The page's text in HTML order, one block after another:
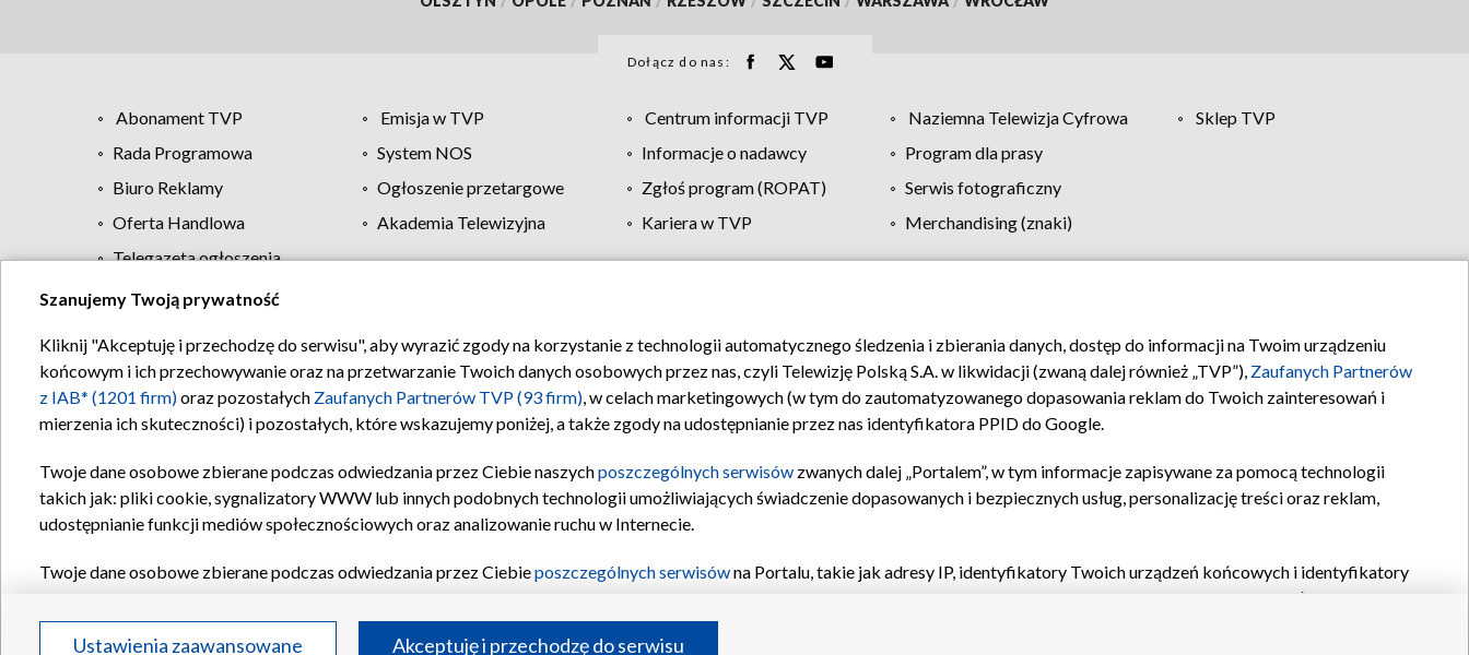
Dołącz do nas:
Abonament TVP Emisja w TVP Centrum informacji TVP Naziemna Telewizja Cyfrowa
Sklep TVP
Rada Programowa
System NOS Informacje o nadawcy
Program dla prasy
Biuro Reklamy
Ogłoszenie przetargowe Zgłoś program (ROPAT)
Serwis fotograficzny
Oferta Handlowa
Akademia Telewizyjna Kariera w TVP
Merchandising (znaki)
Telegazeta ogłoszenia
Regulamin TVP Polityka prywatności Moje zgody Pomoc Biuro reklamy Kontakt
Szanujemy Twoją prywatność
Kliknij "Akceptuję i przechodzę do serwisu", aby wyrazić zgody na korzystanie z technologii automatycznego śledzenia i zbierania danych, dostęp do informacji na Twoim urządzeniu
końcowym i ich przechowywanie oraz na przetwarzanie Twoich danych osobowych przez nas, czyli Telewizję Polską S.A. w likwidacji (zwaną dalej również „TVP”), Zaufanych Partnerów
z IAB* (1201 firm)oraz pozostałych Zaufanych Partnerów TVP (93 firm), w celach marketingowych (w tym do zautomatyzowanego dopasowania reklam do Twoich zainteresowań i
mierzenia ich skuteczności) i pozostałych, które wskazujemy poniżej, a także zgody na udostępnianie przez nas identyfikatora PPID do Google.
Twoje dane osobowe zbierane podczas odwiedzania przez Ciebie naszychposzczególnych serwisów zwanych dalej „Portalem”, w tym informacje zapisywane za pomocą technologii
takich jak: pliki cookie, sygnalizatory WWW lub innych podobnych technologii umożliwiających świadczenie dopasowanych i bezpiecznych usług, personalizację treści oraz reklam,
udostępnianie funkcji mediów społecznościowych oraz analizowanie ruchu w Internecie.
Twoje dane osobowe zbierane podczas odwiedzania przez Ciebieposzczególnych serwisówna Portalu, takie jak adresy IP, identyfikatory Twoich urządzeń końcowych i identyfikatory
oraz pozostałych
Partnerów TVPdla realizacji następujących celów i funkcji: przechowywania informacji na urządzeniu lub dostęp do nich, wyboru podstawowych reklam, wyboru spersonalizowanych
reklam, tworzenia profilu spersonalizowanych reklam, tworzenia profilu spersonalizowanych treści, wyboru spersonalizowanych treści, pomiaru wydajności reklam, pomiaru wydajności
Ustawienia zaawansowane Akceptuję i przechodzę do serwisu